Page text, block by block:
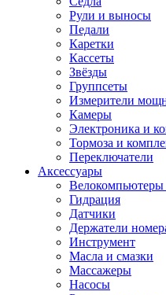
Рули и выносы
Педали
Каретки
Кассеты
Звёзды
Группсеты
Измерители
Камеры
Электроника и
Тормоза и
Переключатели
Аксессуары
Велокомпьютеры
Гидрация
Датчики
Держатели
Инструмент
Масла и смазки
Массажеры
Насосы